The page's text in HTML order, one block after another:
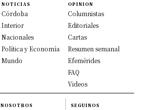
NOTICIAS
Córdoba
Interior
Nacionales
Política y Economía
Mundo
OPINION
Columnistas
Editoriales
Cartas
Resumen semanal
Efemérides
FAQ
Videos
NOSOTROS SEGUINOS